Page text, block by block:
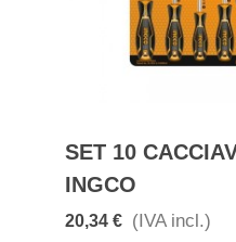
SET 10
INGCO
20,34 € (IVA incl.)